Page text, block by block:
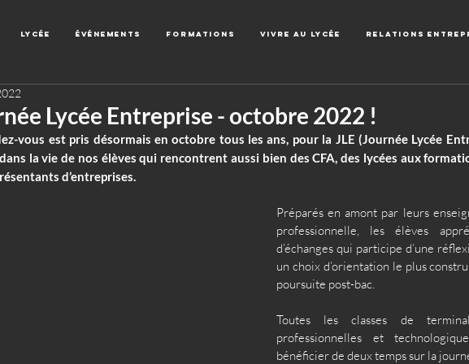
Lycée Événements Formations Vivre au lycée Relations
Lycée Entreprise - octobre 2022 !
vous est pris désormais en octobre tous les ans, pour la JLE (Journée Lycée
la vie de nos élèves qui rencontrent aussi bien des CFA, des lycées aux
d’entreprises.
Préparés en amont par leurs
professionnelle, les élèves
d’échanges qui participe d’une
un choix d’orientation le plus
poursuite post-bac.
Toutes les classes de
professionnelles et
bénéficier de deux temps sur la